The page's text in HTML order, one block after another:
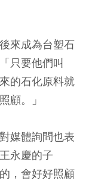
來成為台塑石
只要他們叫
的石化原料就
顧。」
媒體詢問也表
永慶的子
，會好好照顧